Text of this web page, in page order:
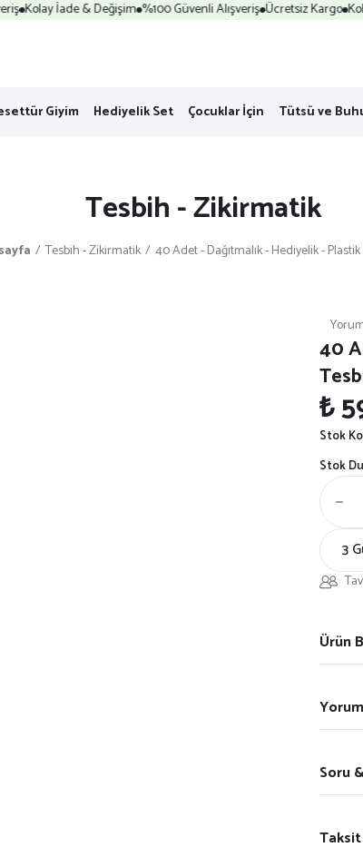
Kolay İade & Değişim %100 Güvenli Alışveriş Ücretsiz Kargo
Giyim Hediyelik Set Çocuklar İçin Tütsü ve
Tesbih - Zikirmatik
Tesbih - Zikirmatik 40 Adet - Dağıtmalık - Hediyelik -
40
₺
Stok
Stok
3
Ürün
Soru